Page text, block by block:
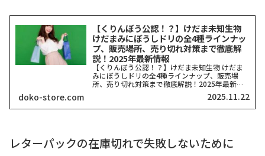
【くりんぼう公認！？】けだま未知生物
けだまみにぼうしドリの全4種ラインナッ
プ、販売場所、売り切れ対策まで徹底解
説！2025年最新情報
【くりんぼう公認！？】けだま未知生物 けだま
みにぼうしドリの全4種ラインナップ、販売場
所、売り切れ対策まで徹底解説！2025年最新情
報こんにちは！ガジェットから生活雑貨まで、気
になるトレンドを追いかける筆者「どこストア」
です！突然ですが、2...
doko-store.com 2025.11.22
レターパックの在庫切れで失敗しないために